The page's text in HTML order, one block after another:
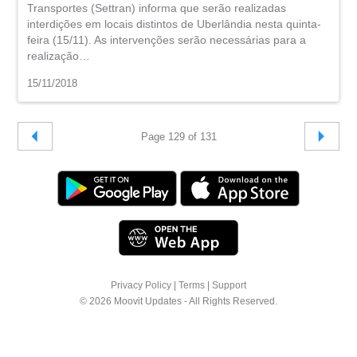
Transportes (Settran) informa que serão realizadas
interdições em locais distintos de Uberlândia nesta quinta-
feira (15/11). As intervenções serão necessárias para a
realização…
15/11/2018
Page 129 of 131
Privacy Policy Terms
Support
© 2026 Moovit Updates - All Rights Reserved.